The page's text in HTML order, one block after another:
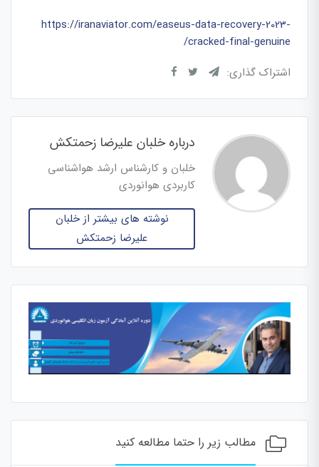
https://iranaviator.com/easeus-data-recovery-2023-
cracked-final-genuine/
اشتراک گذاری:
درباره خلبان علیرضا زحمتکش
خلبان و کارشناس ارشد هواشناسی
کاربردی هوانوردی
نوشته های بیشتر از خلبان
علیرضا زحمتکش
مطالب زیر را حتما مطالعه کنید